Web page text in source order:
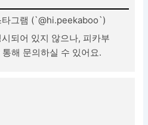
타그램 (`@hi.peekaboo`)
되어 있지 않으나, 피카부
해 문의하실 수 있어요.